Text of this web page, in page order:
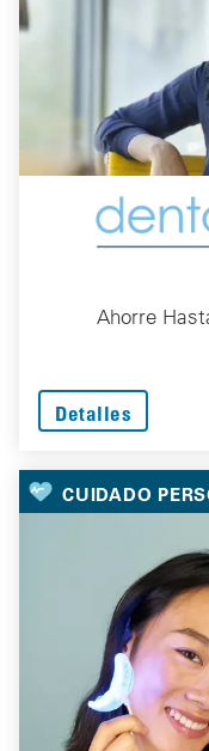
Ahorre
Detalles
CUIDADO